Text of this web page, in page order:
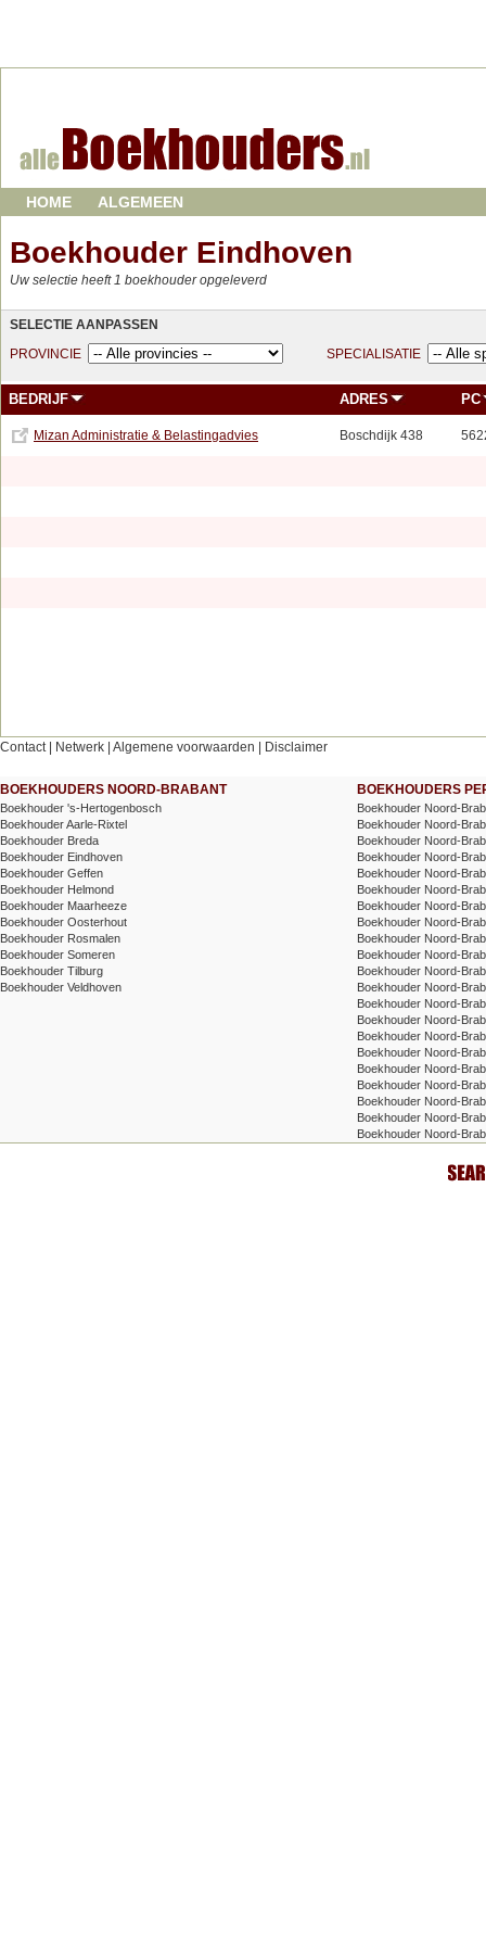
HOME ALGEMEEN
Boekhouder Eindhoven
Uw selectie heeft 1 boekhouder opgeleverd
SELECTIE AANPASSEN
PROVINCIE
SPECIALISATIE
BEDRIJF ADRES PC
Mizan Administratie & Belastingadvies Boschdijk 438
Contact| Netwerk Algemene voorwaarden Disclaimer
BOEKHOUDERS NOORD-BRABANT
Boekhouder 's-Hertogenbosch
Boekhouder Aarle-Rixtel
Boekhouder Breda
Boekhouder Eindhoven
Boekhouder Geffen
Boekhouder Helmond
Boekhouder Maarheeze
Boekhouder Oosterhout
Boekhouder Rosmalen
Boekhouder Someren
Boekhouder Tilburg
Boekhouder Veldhoven
BOEKHOUDERS
Boekhouder Noord-
Boekhouder Noord-
Boekhouder Noord-
Boekhouder Noord-
Boekhouder Noord-
Boekhouder Noord-
Boekhouder Noord-
Boekhouder Noord-
Boekhouder Noord-
Boekhouder Noord-
Boekhouder Noord-
Boekhouder Noord-
Boekhouder Noord-
Boekhouder Noord-
Boekhouder Noord-
Boekhouder Noord-
Boekhouder Noord-
Boekhouder Noord-
Boekhouder Noord-
Boekhouder Noord-
Boekhouder Noord-